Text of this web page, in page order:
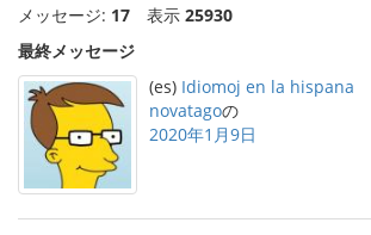
メッセージ: 17 表示 25930
最終メッセージ
(es) Idiomoj en la hispana
novatagoの
2020年1月9日